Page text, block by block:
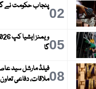
02پنجاب حکومت نے
05گا
08فیلڈ مارشل سید
ملاقات، دفاعی